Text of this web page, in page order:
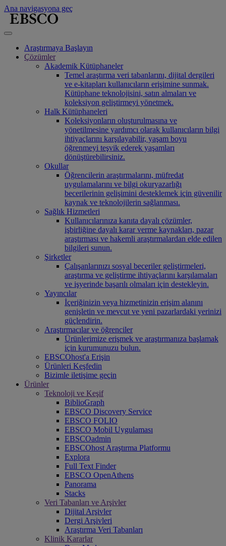
Ana navigasyona geç
Araştırmaya Başlayın
Çözümler
Akademik Kütüphaneler
Temel araştırma veri tabanlarını, dijital dergileri
ve e-kitapları kullanıcıların erişimine sunmak.
Kütüphane teknolojisini, satın almaları ve
koleksiyon geliştirmeyi yönetmek.
Halk Kütüphaneleri
Koleksiyonların oluşturulmasına ve
yönetilmesine yardımcı olarak kullanıcıların bilgi
ihtiyaçlarını karşılayabilir, yaşam boyu
öğrenmeyi teşvik ederek yaşamları
dönüştürebilirsiniz.
Okullar
Öğrencilerin araştırmalarını, müfredat
uygulamalarını ve bilgi okuryazarlığı
becerilerinin gelişimini desteklemek için güvenilir
kaynak ve teknolojilerin sağlanması.
Sağlık Hizmetleri
Kullanıcılarınıza kanıta dayalı çözümler,
işbirliğine dayalı karar verme kaynakları, pazar
araştırması ve hakemli araştırmalardan elde edilen
bilgileri sunun.
Şirketler
Çalışanlarınızı sosyal beceriler geliştirmeleri,
araştırma ve geliştirme ihtiyaçlarını karşılamaları
ve işyerinde başarılı olmaları için destekleyin.
Yayıncılar
İçeriğinizin veya hizmetinizin erişim alanını
genişletin ve mevcut ve yeni pazarlardaki yerinizi
güçlendirin.
Araştırmacılar ve öğrenciler
Ürünlerimize erişmek ve araştırmanıza başlamak
için kurumunuzu bulun.
EBSCOhost'a Erişin
Ürünleri Keşfedin
Bizimle iletişime geçin
Ürünler
Teknoloji ve Keşif
BiblioGraph
EBSCO Discovery Service
EBSCO FOLIO
EBSCO Mobil Uygulaması
EBSCOadmin
EBSCOhost Araştırma Platformu
Explora
Full Text Finder
EBSCO OpenAthens
Panorama
Stacks
Veri Tabanları ve Arşivler
Dijital Arşivler
Dergi Arşivleri
Araştırma Veri Tabanları
Klinik Kararlar